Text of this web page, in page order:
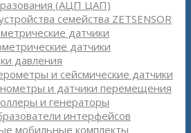
(АЦП ЦАП)
семейства ZETSENSOR
датчики
датчики
давления
и сейсмические датчики
и датчики перемещения
и генераторы
интерфейсов
мобильные комплекты